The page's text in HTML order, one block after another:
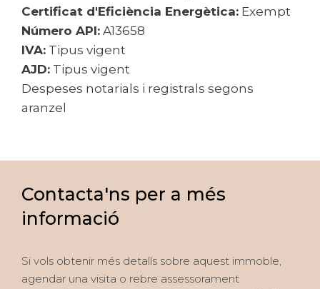
Certificat d'Eficiència Energètica: Exempt
Número API: A13658
IVA: Tipus vigent
AJD: Tipus vigent
Despeses notarials i registrals segons
aranzel
Contacta'ns per a més
informació
Si vols obtenir més detalls sobre aquest immoble,
agendar una visita o rebre assessorament